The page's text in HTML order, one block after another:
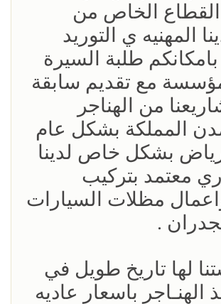
الخاص من
المهنيه ي التوريد
طلبة السيرة
مع تقديم سابقة
من الهناجر
المملكة بشكل عام
بشكل خاص لدينا
معتمد بتركيب
واعمال مظلات السيارات
.
لها تاريخ طويل في
الهنـاجر باسعار عاديه